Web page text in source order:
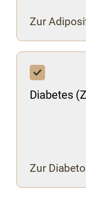
Zur
Diabetes
Zur